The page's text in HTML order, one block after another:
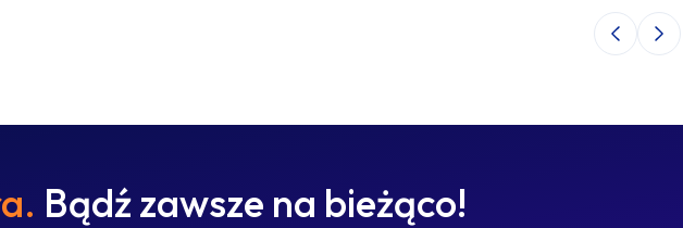
Poprzedni
Bądź zawsze na bieżąco!